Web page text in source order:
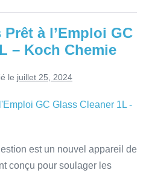
à l’Emploi GC
– Koch Chemie
le juillet 25, 2024
est un nouvel appareil de
conçu pour soulager les